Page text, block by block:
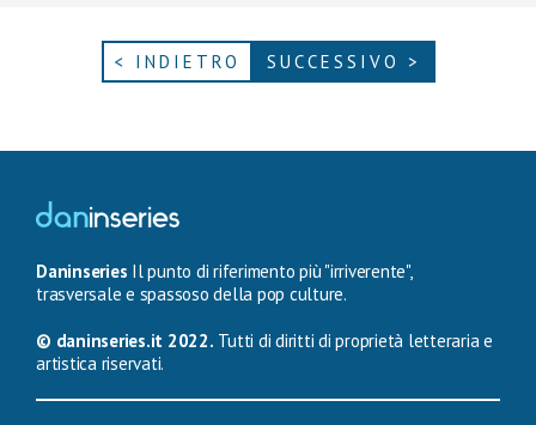
< INDIETRO SUCCESSIVO >
Daninseries Il punto di riferimento più "irriverente",
trasversale e spassoso della pop culture.
© daninseries.it 2022. Tutti di diritti di proprietà letteraria e
artistica riservati.